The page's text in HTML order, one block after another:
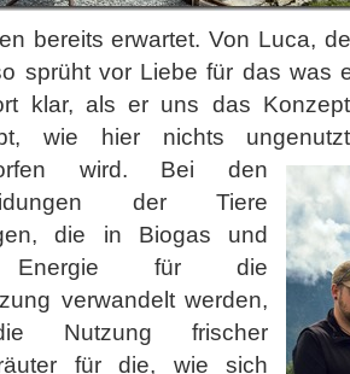
bereits erwartet. Von Luca,
sprüht vor Liebe für das was
klar, als er uns das
wie hier nichts
wird. Bei den
der Tiere
die in Biogas und
Energie für die
verwandelt werden,
Nutzung frischer
für die, wie sich